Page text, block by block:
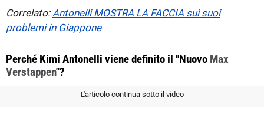
Correlato: Antonelli MOSTRA LA FACCIA sui suoi
problemi in Giappone
Perché Kimi Antonelli viene definito il "Nuovo Max
Verstappen"?
L'articolo continua sotto il video